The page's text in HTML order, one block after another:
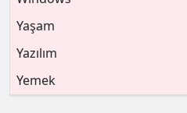
Yaşam
Yazılım
Yemek